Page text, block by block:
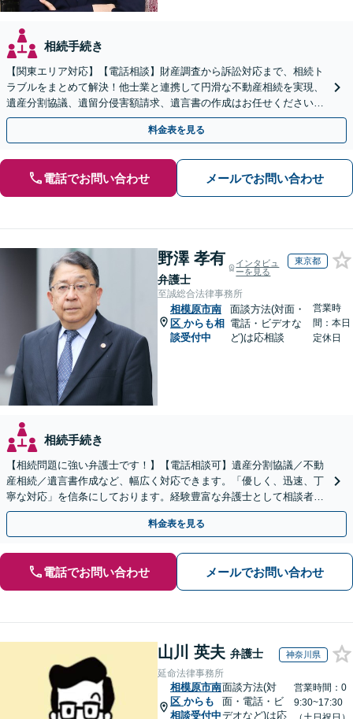
相続手続き
【関東エリア対応】【電話相談】財産調査から訴訟対応まで、相続ト
ラブルをまとめて解決！他士業と連携して円滑な不動産相続を実現、
遺産分割協議、遺留分侵害額請求、遺言書の作成はお任せください。
明確な料金体系【オンライン面談可能】
料金表を見る
電話でお問い合わせ メールでお問い合わせ
野澤 孝有
弁護士
インタビュ
ーを見る
東京都
至誠総合法律事務所
相模原市南
区 からも相
談受付中
面談方法(対面・
電話・ビデオな
ど)は応相談
営業時
間：本日
定休日
相続手続き
【相続問題に強い弁護士です！】【電話相談可】遺産分割協議／不動
産相続／遺言書作成など、幅広く対応できます。「優しく、迅速、丁
寧な対応」を信条にしております。経験豊富な弁護士として相談者様
のため全力を尽くします。お気軽にご相談ください。
料金表を見る
電話でお問い合わせ メールでお問い合わせ
山川 英夫 弁護士 神奈川県
延命法律事務所
相模原市南
区 からも
相談受付中
面談方法(対
面・電話・ビ
デオなど)は応
営業時間：0
9:30~17:30